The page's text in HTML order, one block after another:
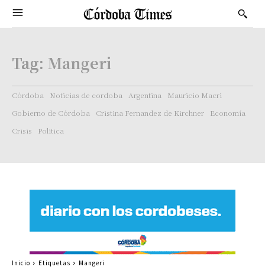
Tag: Mangeri
Córdoba Noticias de cordoba Argentina
Mauricio Macri
Gobierno de Córdoba
Cristina Fernandez de Kirchner
Economía
Crisis
Politica
Inicio Etiquetas Mangeri